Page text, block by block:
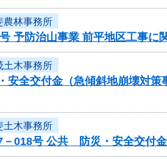
農林事務所
予防治山事業 前平地区工事に
土木事務所
安全交付金（急傾斜地崩壊対
土木事務所
－018号 公共 防災・安全交付